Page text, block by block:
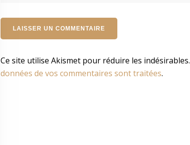
Ce site utilise Akismet pour réduire les indésirables.
données de vos commentaires sont traitées.